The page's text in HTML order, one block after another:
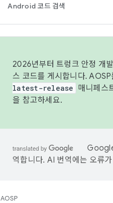
Android 코드 검색
2026년부터 트렁크 안정 개
스 코드를 게시합니다.
latest-release
매니페스
을 참고하세요.
역합니다. AI 번역에는 오류
AOSP